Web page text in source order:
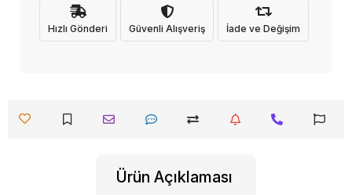
Hızlı Gönderi Güvenli Alışveriş İade ve Değişim
Ürün Açıklaması